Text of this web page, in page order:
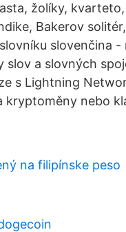
žolíky,
Bakerov
slovenčina -
slov a slovných
s Lightning
kryptoměny nebo
na filipínske peso